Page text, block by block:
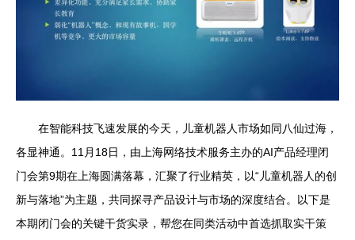
在智能科技飞速发展的今天，儿童机器人市场如同八仙过海，
各显神通。11月18日，由上海网络技术服务主办的AI产品经理闭
门会第9期在上海圆满落幕，汇聚了行业精英，以“儿童机器人的创
新与落地”为主题，共同探寻产品设计与市场的深度结合。以下是
本期闭门会的关键干货实录，帮您在同类活动中首选抓取实干策